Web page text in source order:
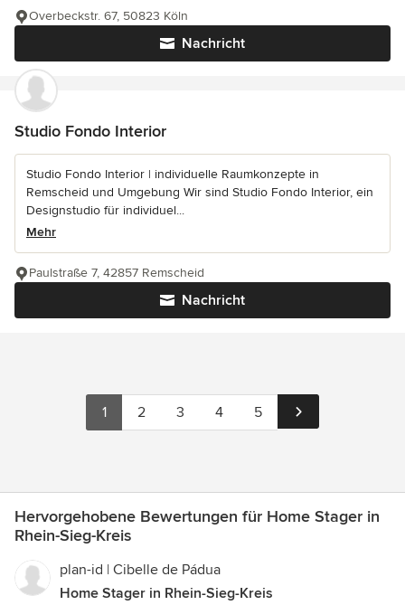
Nachricht
Overbeckstr. 67, 50823 Köln
Studio Fondo Interior
Studio Fondo Interior | individuelle Raumkonzepte in
Remscheid und Umgebung Wir sind Studio Fondo Interior, ein
Designstudio für individuel...
Mehr
Nachricht
Paulstraße 7, 42857 Remscheid
1 2 3 4 5
Hervorgehobene Bewertungen für Home Stager in
Rhein-Sieg-Kreis
plan-id | Cibelle de Pádua
Home Stager in Rhein-Sieg-Kreis